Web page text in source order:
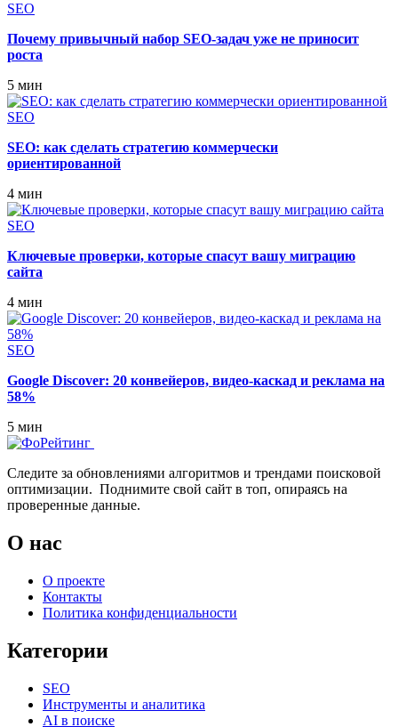
SEO
Почему привычный набор SEO‑задач уже не приносит
роста
5 мин
SEO
SEO: как сделать стратегию коммерчески
ориентированной
4 мин
SEO
Ключевые проверки, которые спасут вашу миграцию
сайта
4 мин
SEO
Google Discover: 20 конвейеров, видео-каскад и реклама на
58%
5 мин
Следите за обновлениями алгоритмов и трендами поисковой
оптимизации. Поднимите свой сайт в топ, опираясь на
проверенные данные.
О нас
О проекте
Контакты
Политика конфиденциальности
Категории
SEO
Инструменты и аналитика
AI в поиске